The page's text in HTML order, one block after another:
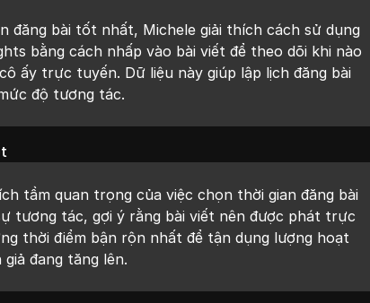
đăng bài tốt nhất, Michele giải thích cách sử dụng
bằng cách nhấp vào bài viết để theo dõi khi nào
ấy trực tuyến. Dữ liệu này giúp lập lịch đăng bài
độ tương tác.
tầm quan trọng của việc chọn thời gian đăng bài
tương tác, gợi ý rằng bài viết nên được phát trực
thời điểm bận rộn nhất để tận dụng lượng hoạt
đang tăng lên.